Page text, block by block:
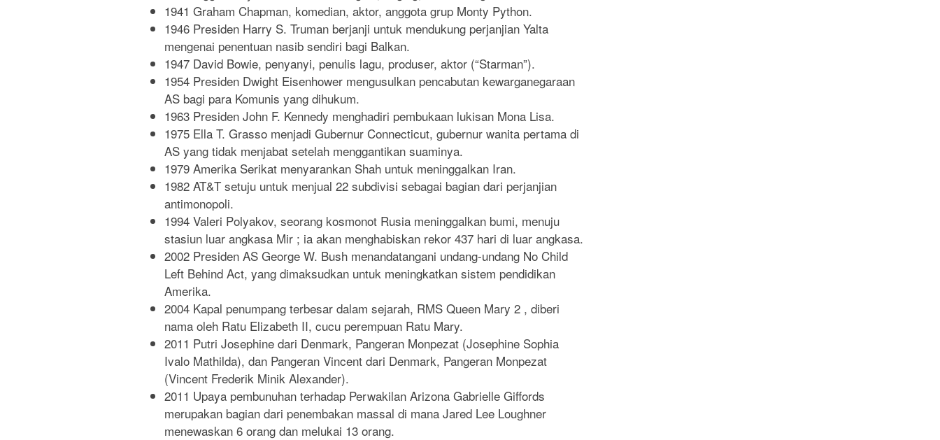
1941 Graham Chapman, komedian, aktor, anggota grup Monty Python.
1946 Presiden Harry S. Truman berjanji untuk mendukung perjanjian Yalta
mengenai penentuan nasib sendiri bagi Balkan.
1947 David Bowie, penyanyi, penulis lagu, produser, aktor (“Starman”).
1954 Presiden Dwight Eisenhower mengusulkan pencabutan kewarganegaraan
AS bagi para Komunis yang dihukum.
1963 Presiden John F. Kennedy menghadiri pembukaan lukisan Mona Lisa.
1975 Ella T. Grasso menjadi Gubernur Connecticut, gubernur wanita pertama di
AS yang tidak menjabat setelah menggantikan suaminya.
1979 Amerika Serikat menyarankan Shah untuk meninggalkan Iran.
1982 AT&T setuju untuk menjual 22 subdivisi sebagai bagian dari perjanjian
antimonopoli.
1994 Valeri Polyakov, seorang kosmonot Rusia meninggalkan bumi, menuju
stasiun luar angkasa Mir ; ia akan menghabiskan rekor 437 hari di luar angkasa.
2002 Presiden AS George W. Bush menandatangani undang-undang No Child
Left Behind Act, yang dimaksudkan untuk meningkatkan sistem pendidikan
Amerika.
2004 Kapal penumpang terbesar dalam sejarah, RMS Queen Mary 2 , diberi
nama oleh Ratu Elizabeth II, cucu perempuan Ratu Mary.
2011 Putri Josephine dari Denmark, Pangeran Monpezat (Josephine Sophia
Ivalo Mathilda), dan Pangeran Vincent dari Denmark, Pangeran Monpezat
(Vincent Frederik Minik Alexander).
2011 Upaya pembunuhan terhadap Perwakilan Arizona Gabrielle Giffords
merupakan bagian dari penembakan massal di mana Jared Lee Loughner
menewaskan 6 orang dan melukai 13 orang.